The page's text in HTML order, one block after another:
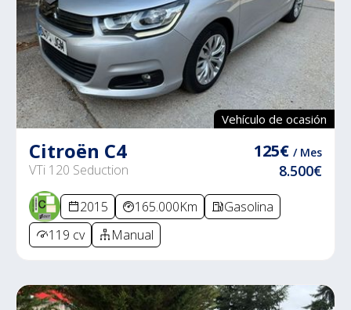
Vehículo de ocasión
Citroën C4
VTi 120 Seduction
125€ / Mes
8.500€
2015 165.000Km
Gasolina
119 cv
Manual